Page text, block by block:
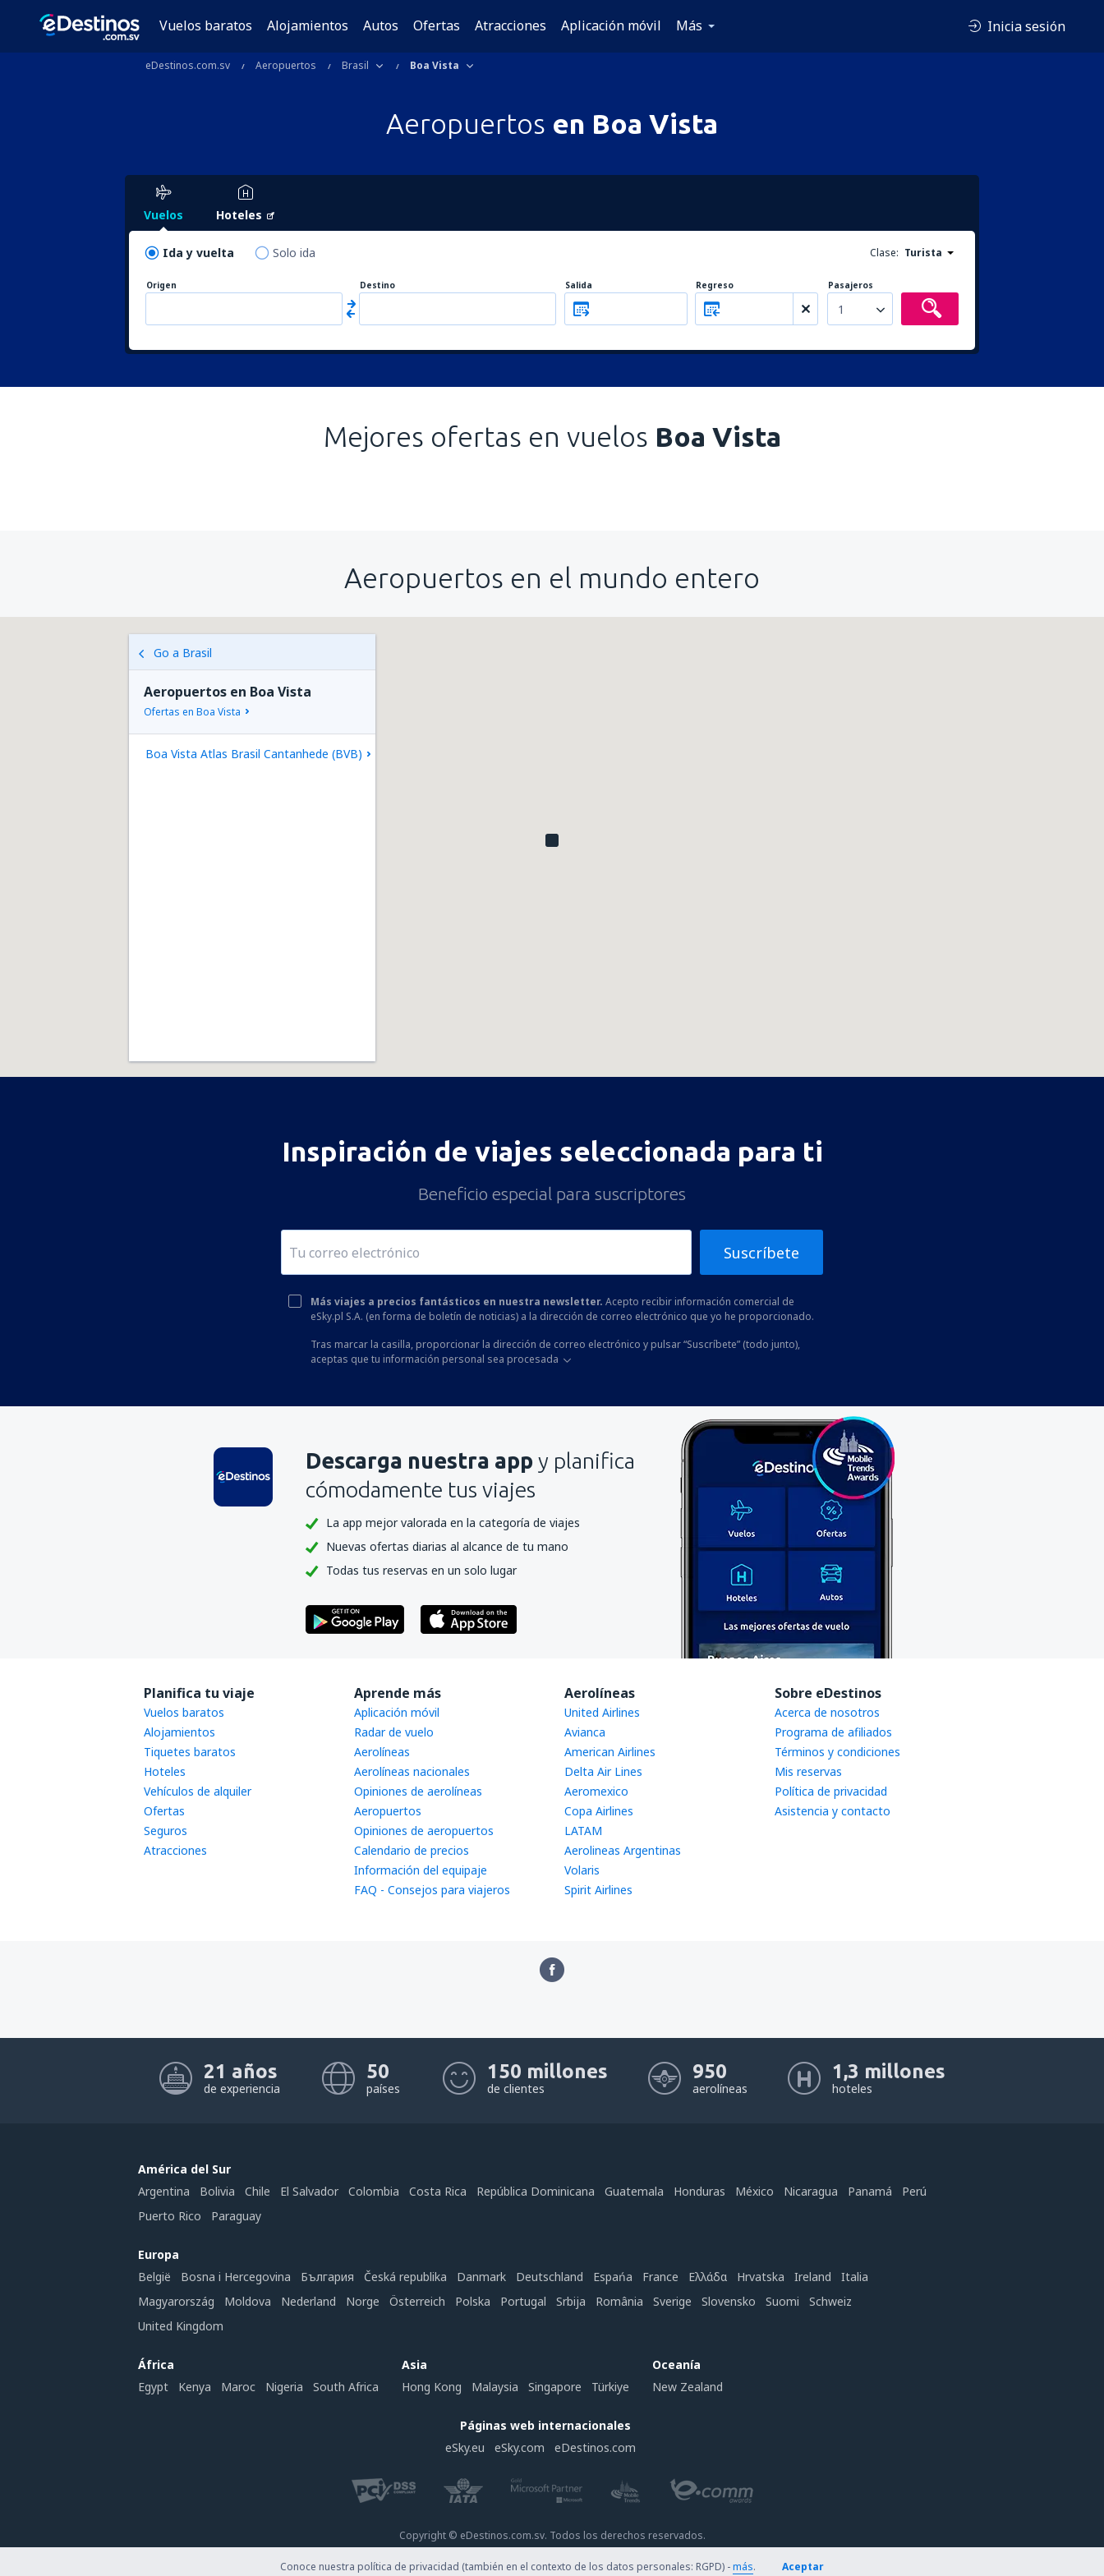
Vuelos baratos Alojamientos Autos Ofertas Atracciones Aplicación móvil Más Inicia sesión
eDestinos.com.sv Aeropuertos Brasil Boa Vista
Aeropuertos en Boa Vista
Vuelos Hoteles
Ida y vuelta Solo ida Clase: Turista
Origen Destino Salida Regreso Pasajeros
1
Mejores ofertas en vuelos Boa Vista
Aeropuertos en el mundo entero
Go a Brasil
Aeropuertos en Boa Vista
Ofertas en Boa Vista
Boa Vista Atlas Brasil Cantanhede (BVB)
Inspiración de viajes seleccionada para ti
Beneficio especial para suscriptores
Suscríbete
Más viajes a precios fantásticos en nuestra newsletter. Acepto recibir información comercial de
eSky.pl S.A. (en forma de boletín de noticias) a la dirección de correo electrónico que yo he proporcionado.
Tras marcar la casilla, proporcionar la dirección de correo electrónico y pulsar “Suscríbete” (todo junto),
aceptas que tu información personal sea procesada
Descarga nuestra app y planifica
cómodamente tus viajes
La app mejor valorada en la categoría de viajes
Nuevas ofertas diarias al alcance de tu mano
Todas tus reservas en un solo lugar
Planifica tu viaje
Vuelos baratos
Alojamientos
Tiquetes baratos
Hoteles
Vehículos de alquiler
Ofertas
Seguros
Atracciones
Aprende más
Aplicación móvil
Radar de vuelo
Aerolíneas
Aerolíneas nacionales
Opiniones de aerolíneas
Aeropuertos
Opiniones de aeropuertos
Calendario de precios
Información del equipaje
FAQ - Consejos para viajeros
Aerolíneas
United Airlines
Avianca
American Airlines
Delta Air Lines
Aeromexico
Copa Airlines
LATAM
Aerolineas Argentinas
Volaris
Spirit Airlines
Sobre eDestinos
Acerca de nosotros
Programa de afiliados
Términos y condiciones
Mis reservas
Política de privacidad
Asistencia y contacto
21 años
de experiencia
50
países
150 millones
de clientes
950
aerolíneas
1,3 millones
hoteles
América del Sur
Argentina
Bolivia Chile El Salvador Colombia Costa Rica República Dominicana Guatemala Honduras México Nicaragua Panamá
Perú
Puerto Rico
Paraguay
Europa
België
Bosna i Hercegovina България Česká republika Danmark Deutschland Espańa France Ελλάδα Hrvatska Ireland
Italia
Magyarország
Moldova Nederland Norge Österreich Polska Portugal Srbija România Sverige Slovensko Suomi
Schweiz
United Kingdom
África
Egypt
Kenya Maroc Nigeria South Africa
Asia
Hong Kong
Malaysia Singapore Türkiye
Oceanía
New Zealand
Páginas web internacionales
eSky.eu
eSky.com eDestinos.com
Copyright © eDestinos.com.sv. Todos los derechos reservados.
Conoce nuestra política de privacidad (también en el contexto de los datos personales: RGPD) -más. Aceptar